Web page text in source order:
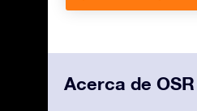
Acerca de OSR